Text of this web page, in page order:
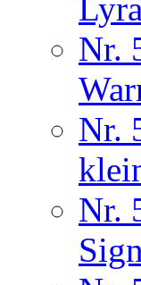
Nr.
Nr.
Nr.